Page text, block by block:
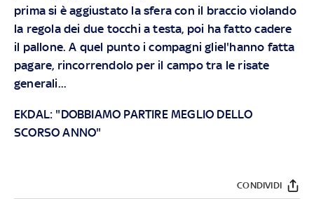
prima si è aggiustato la sfera con il braccio violando
la regola dei due tocchi a testa, poi ha fatto cadere
il pallone. A quel punto i compagni gliel'hanno fatta
pagare, rincorrendolo per il campo tra le risate
generali...
EKDAL: "DOBBIAMO PARTIRE MEGLIO DELLO
SCORSO ANNO"
CONDIVIDI